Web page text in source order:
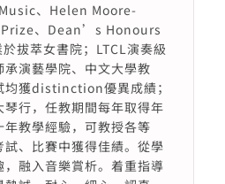
、Helen Moore-
、Dean’s Honours
拔萃女書院；LTCL演奏級
承演藝學院、中文大學教
均獲distinction優異成績；
琴行，任教期間每年取得年
年教學經驗，可教授各等
、比賽中獲得佳績。從學
融入音樂賞析。着重指導